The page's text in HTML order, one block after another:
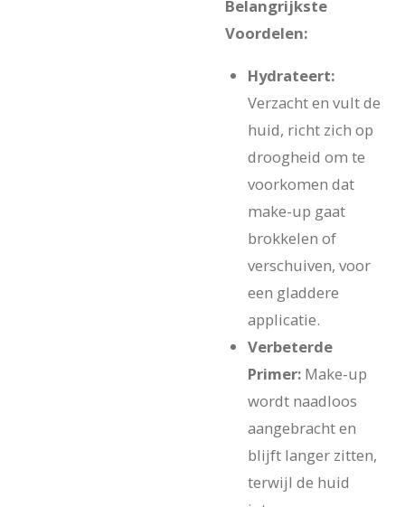
Belangrijkste
Voordelen:
Hydrateert:
Verzacht en vult de
huid, richt zich op
droogheid om te
voorkomen dat
make-up gaat
brokkelen of
verschuiven, voor
een gladdere
applicatie.
Verbeterde
Primer: Make-up
wordt naadloos
aangebracht en
blijft langer zitten,
terwijl de huid